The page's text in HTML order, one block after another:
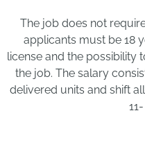
The job does not
applicants must be 18
license and the possibility
the job. The salary
delivered units and shift